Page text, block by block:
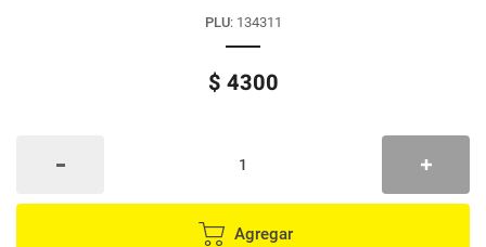
PLU: 134311
$ 4300
Agregar